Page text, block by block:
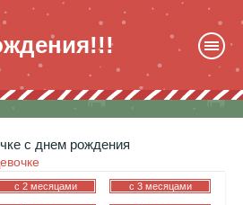
с днем рождения
c 2 месяцами c 3 месяцами